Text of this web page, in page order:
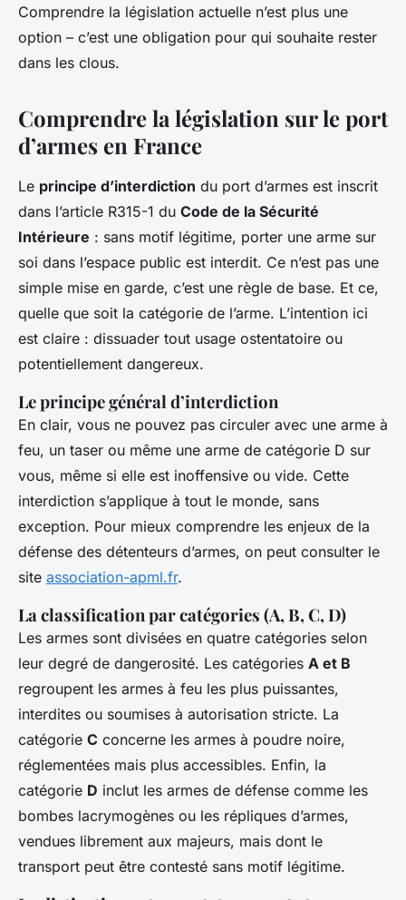
Comprendre la législation actuelle n’est plus une
option – c’est une obligation pour qui souhaite rester
dans les clous.
Comprendre la législation sur le port
d’armes en France
Le principe d’interdiction du port d’armes est inscrit
dans l’article R315-1 du Code de la Sécurité
Intérieure : sans motif légitime, porter une arme sur
soi dans l’espace public est interdit. Ce n’est pas une
simple mise en garde, c’est une règle de base. Et ce,
quelle que soit la catégorie de l’arme. L’intention ici
est claire : dissuader tout usage ostentatoire ou
potentiellement dangereux.
Le principe général d’interdiction
En clair, vous ne pouvez pas circuler avec une arme à
feu, un taser ou même une arme de catégorie D sur
vous, même si elle est inoffensive ou vide. Cette
interdiction s’applique à tout le monde, sans
exception. Pour mieux comprendre les enjeux de la
défense des détenteurs d’armes, on peut consulter le
site association-apml.fr.
La classification par catégories (A, B, C, D)
Les armes sont divisées en quatre catégories selon
leur degré de dangerosité. Les catégories A et B
regroupent les armes à feu les plus puissantes,
interdites ou soumises à autorisation stricte. La
catégorie C concerne les armes à poudre noire,
réglementées mais plus accessibles. Enfin, la
catégorie D inclut les armes de défense comme les
bombes lacrymogènes ou les répliques d’armes,
vendues librement aux majeurs, mais dont le
transport peut être contesté sans motif légitime.